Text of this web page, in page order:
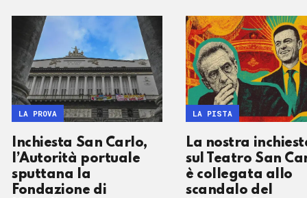
Inchiesta San Carlo,
l’Autorità portuale
sputtana la
Fondazione di
LA PROVA
La nostra
sul Teatro San
è collegata allo
scandalo del
LA PISTA